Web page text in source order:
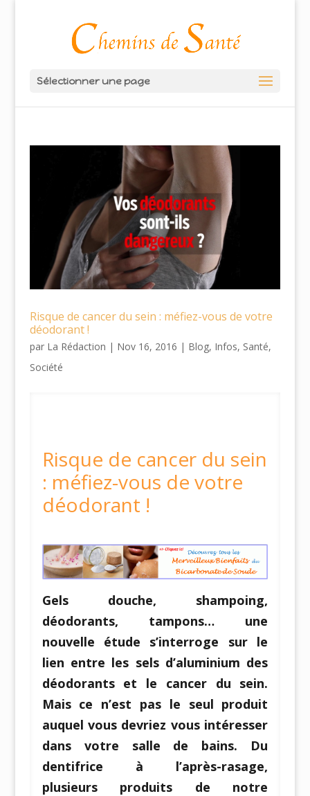
Sélectionner une page
Risque de cancer du sein : méfiez-vous de votre
déodorant !
par La Rédaction | Nov 16, 2016 | Blog, Infos, Santé,
Société
Risque de cancer du sein
: méfiez-vous de votre
déodorant !
Gels douche, shampoing,
déodorants, tampons… une
nouvelle étude s’interroge sur le
lien entre les sels d’aluminium des
déodorants et le cancer du sein.
Mais ce n’est pas le seul produit
auquel vous devriez vous intéresser
dans votre salle de bains. Du
dentifrice à l’après-rasage,
plusieurs produits de notre